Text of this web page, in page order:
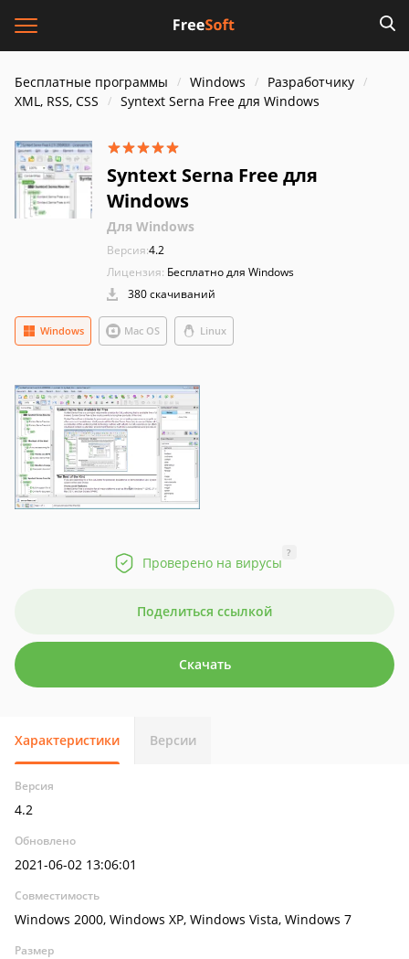
Бесплатные программы Windows
Разработчику
XML, RSS, CSS
Syntext Serna Free для Windows
Syntext Serna Free для
Windows
Для Windows
Версия:4.2
Лицензия: Бесплатно для Windows
380 скачиваний
Windows Mac OS Linux
Проверено на вирусы
?
Поделиться ссылкой
Скачать
Характеристики Версии
Версия
4.2
Обновлено
2021-06-02 13:06:01
Совместимость
Windows 2000, Windows XP, Windows Vista, Windows 7
Размер